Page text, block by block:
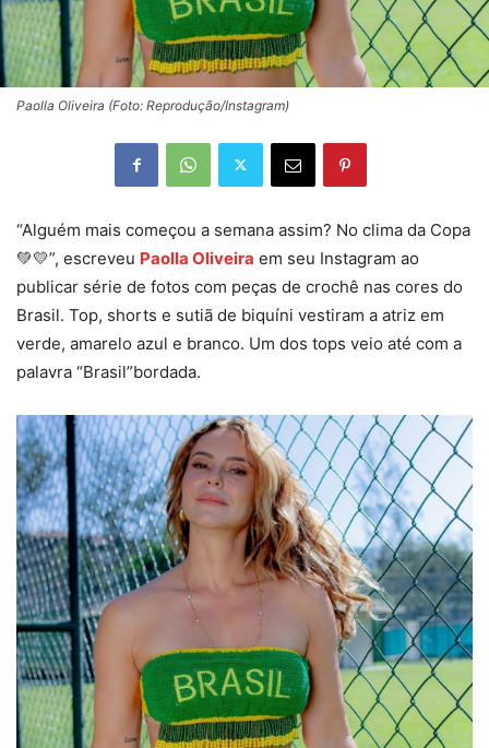
Paolla Oliveira (Foto: Reprodução/Instagram)
“Alguém mais começou a semana assim? No clima da Copa
💚💛”, escreveu Paolla Oliveira em seu Instagram ao
publicar série de fotos com peças de crochê nas cores do
Brasil. Top, shorts e sutiã de biquíni vestiram a atriz em
verde, amarelo azul e branco. Um dos tops veio até com a
palavra “Brasil”bordada.